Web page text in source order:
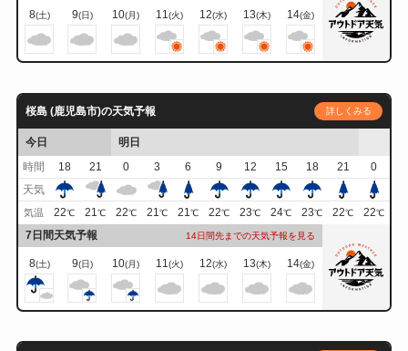
8(土) 9(日) 10(月) 11(火) 12(水) 13(木) 14(金)
桜島 (鹿児島市)の天気予報 詳しくみる
今日
明日
時間
18 21 0 3 6 9 12 15 18 21
0
天気
気温 22℃ 21℃ 22℃ 21℃ 21℃ 22℃ 23℃ 24℃ 23℃ 22℃ 22℃
7日間天気予報 14日間先までの天気予報を見る
8(土) 9(日) 10(月) 11 (火) 12(水) 13(木) 14(金)